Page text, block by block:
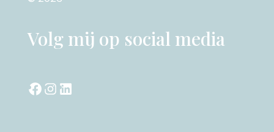
Volg mij op social media
Facebook
Instagram
LinkedIn